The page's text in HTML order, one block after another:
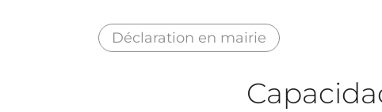
Déclaration en mairie